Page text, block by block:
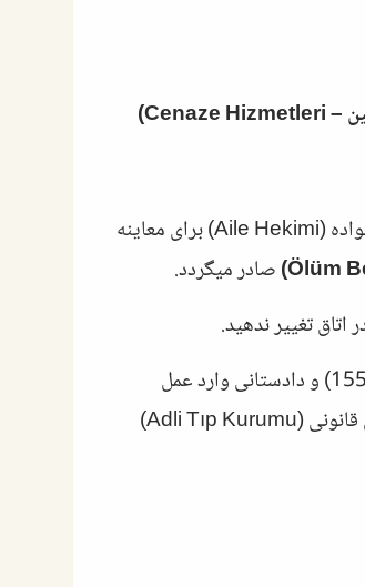
پزشک شهرداری (Belediye Tabibi) یا پزشک خانواده (Aile Hekimi) برای معاینه
صادر میگردد.
تغییر ندهید.
اگر پزشک به علت مرگ شک داشته باشد، پلیس (155) و دادستانی وارد عمل
میشوند. در این صورت، پیکر برای کالبدشکافی به سازمان پزشکی قانونی (Adli Tıp Kurumu)